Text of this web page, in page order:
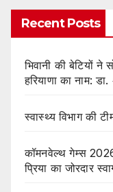
Recent Posts
भिवानी की बेटियों ने
हरियाणा का नाम: डा.
स्वास्थ्य विभाग की
कॉमनवेल्थ गेम्स
प्रिया का जोरदार